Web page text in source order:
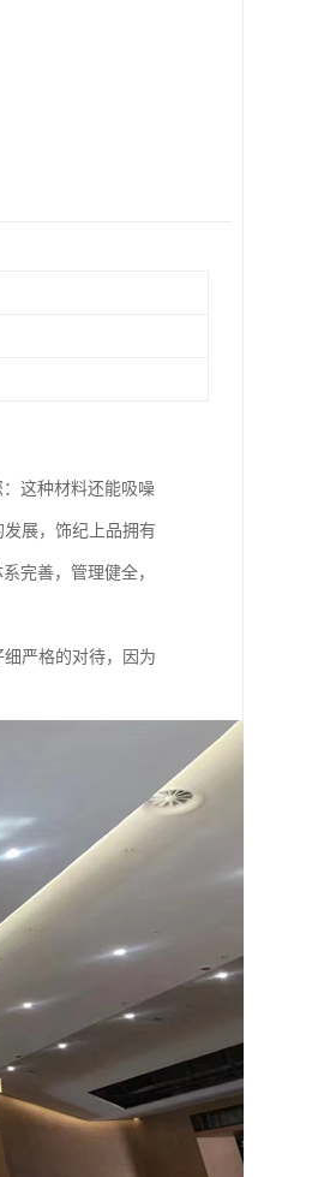
这种材料还能吸噪
展，饰纪上品拥有
完善，管理健全，
严格的对待，因为